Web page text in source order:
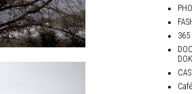
365
Café